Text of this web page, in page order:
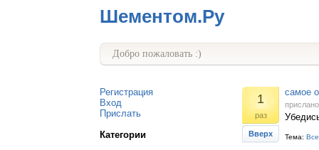
Шементом.Ру
Добро пожаловать :)
Регистрация
Вход
Прислать
Категории
1
раз
Вверх
самое
Тема: Все